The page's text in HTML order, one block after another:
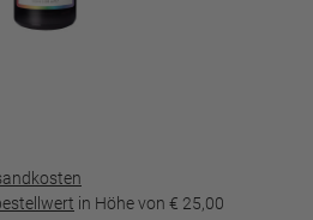
in Höhe von € 25,00